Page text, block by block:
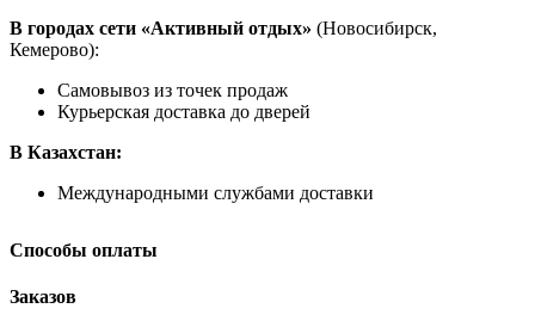
В городах сети «Активный отдых» (Новосибирск,
Кемерово):
Самовывоз из точек продаж
Курьерская доставка до дверей
В Казахстан:
Международными службами доставки
Способы оплаты
Заказов